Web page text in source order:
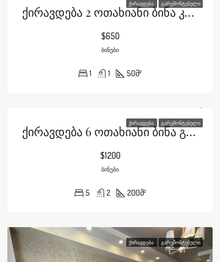
ᲥᲘᲠᲐᲕᲓᲔᲑᲐ ᲒᲐᲠᲔᲛᲝᲜᲢᲔᲑᲣᲚᲘ
Ქირავდება 2 Ოთახიანი Ბინა Კამანის Ქუჩაზე
$650
ᲑᲘᲜᲔᲑᲘ
1 1 50მ²
ᲥᲘᲠᲐᲕᲓᲔᲑᲐ ᲒᲐᲠᲔᲛᲝᲜᲢᲔᲑᲣᲚᲘ
Ქირავდება 6 Ოთახიანი Ბინა Გაგარინის Ქუჩაზე
$1200
ᲑᲘᲜᲔᲑᲘ
5 2 200მ²
ᲥᲘᲠᲐᲕᲓᲔᲑᲐ ᲒᲐᲠᲔᲛᲝᲜᲢᲔᲑᲣᲚᲘ